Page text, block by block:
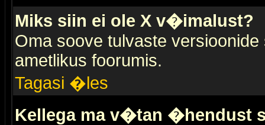
Miks siin ei ole X v�imalust?
Oma soove tulvaste
ametlikus foorumis.
Tagasi �les
Kellega ma v�tan �hendust